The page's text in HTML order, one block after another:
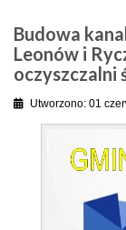
Budowa
Leonów i
oczyszczalni
Utworzono: 01